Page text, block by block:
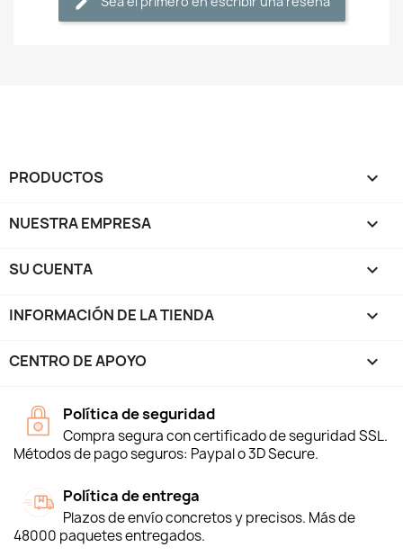
PRODUCTOS 
NUESTRA EMPRESA 
SU CUENTA 
INFORMACIÓN DE LA TIENDA keyboard_arrow_down
CENTRO DE APOYO 
Política de seguridad
Compra segura con certificado de seguridad SSL.
Métodos de pago seguros: Paypal o 3D Secure.
Política de entrega
Plazos de envío concretos y precisos. Más de
48000 paquetes entregados.